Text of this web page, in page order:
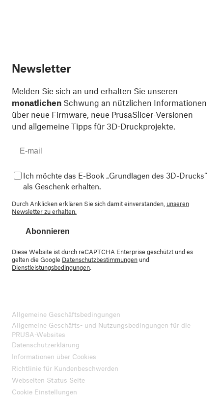
Newsletter
Melden Sie sich an und erhalten Sie unseren
monatlichen Schwung an nützlichen Informationen
über neue Firmware, neue PrusaSlicer-Versionen
und allgemeine Tipps für 3D-Druckprojekte.
Ich möchte das E-Book „Grundlagen des 3D-Drucks“
als Geschenk erhalten.
Durch Anklicken erklären Sie sich damit einverstanden, unseren
Newsletter zu erhalten.
Abonnieren
Diese Website ist durch reCAPTCHA Enterprise geschützt und es
gelten die Google Datenschutzbestimmungen und
Dienstleistungsbedingungen
Allgemeine Geschäftsbedingungen
Allgemeine Geschäfts- und Nutzungsbedingungen für die
PRUSA-Websites
Datenschutzerklärung
Informationen über Cookies
Richtlinie für Kundenbeschwerden
Webseiten Status Seite
Cookie Einstellungen